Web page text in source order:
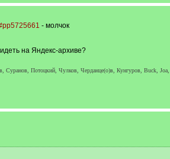
- молчок
на Яндекс-архиве?
Потоцкий, Чулков, Черданце(о)в, Кунгуров, Buck,